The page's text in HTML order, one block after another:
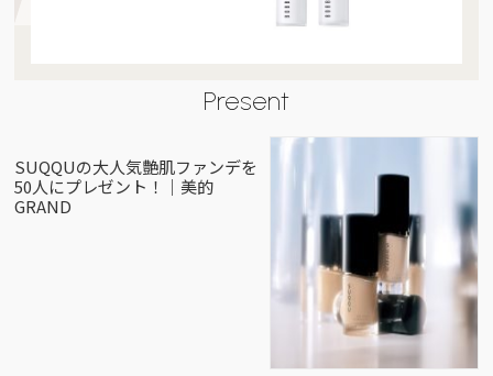
Present
SUQQUの大人気艶肌ファンデを
50人にプレゼント！｜美的
GRAND